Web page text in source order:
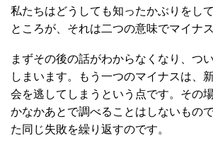
私たちはどうしても知ったかぶりをし
ところが、それは二つの意味でマイナス
まずその後の話がわからなくなり、つ
しまいます。もう一つのマイナスは、
会を逃してしまうという点です。その
かなかあとで調べることはしないもの
た同じ失敗を繰り返すのです。